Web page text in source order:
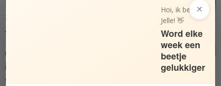
helemaal jezelf te durven
zijn. Elke dag, ook bij
andere mensen.
Ontdek
inspiratie en oefeningen
om steeds meer jezelf te
worden, in kleine praktische stappen. Doe je mee?
×
Hoi, ik ben
Jelle! 👋
Word elke
week een
beetje
gelukkiger